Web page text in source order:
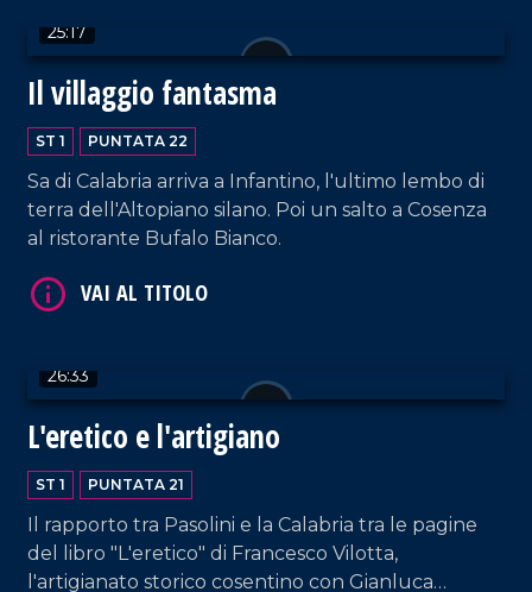
25:17
Il villaggio fantasma
ST 1 PUNTATA 22
Sa di Calabria arriva a Infantino, l'ultimo lembo di
terra dell'Altopiano silano. Poi un salto a Cosenza
al ristorante Bufalo Bianco.
26:33
L'eretico e l'artigiano
ST 1 PUNTATA 21
Il rapporto tra Pasolini e la Calabria tra le pagine
del libro "L'eretico" di Francesco Vilotta,
l'artigianato storico cosentino con Gianluca
VAI AL TITOLO